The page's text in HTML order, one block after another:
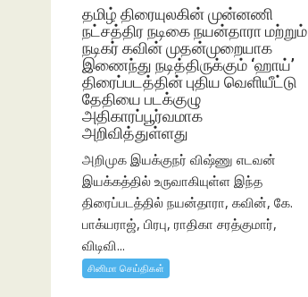
தமிழ் திரையுலகின் முன்னணி
நட்சத்திர நடிகை நயன்தாரா மற்றும்
நடிகர் கவின் முதன்முறையாக
இணைந்து நடித்திருக்கும் ‘ஹாய்’
திரைப்படத்தின் புதிய வெளியீட்டு
தேதியை படக்குழு
அதிகாரப்பூர்வமாக
அறிவித்துள்ளது
அறிமுக இயக்குநர் விஷ்ணு எடவன்
இயக்கத்தில் உருவாகியுள்ள இந்த
திரைப்படத்தில் நயன்தாரா, கவின், கே.
பாக்யராஜ், பிரபு, ராதிகா சரத்குமார்,
விடிவி...
சினிமா செய்திகள்